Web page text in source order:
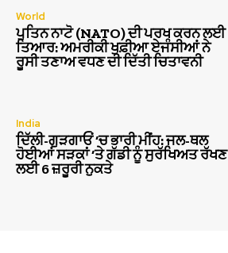
World
ਪੁਤਿਨ ਨਾਟੋ (NATO) ਦੀ ਪਰਖ ਕਰਨ ਲਈ
ਤਿਆਰ: ਅਮਰੀਕੀ ਖੁਫ਼ੀਆ ਏਜੰਸੀਆਂ ਨੇ
ਰੂਸੀ ਤਣਾਅ ਵਧਣ ਦੀ ਦਿੱਤੀ ਚਿਤਾਵਨੀ
India
ਦਿੱਲੀ-ਗੁੜਗਾਓਂ ‘ਚ ਭਾਰੀ ਮੀਂਹ: ਜਲ-ਥਲ
ਹੋਈਆਂ ਸੜਕਾਂ ‘ਤੇ ਗੱਡੀ ਨੂੰ ਸੁਰੱਖਿਅਤ ਰੱਖਣ
ਲਈ 6 ਜ਼ਰੂਰੀ ਨੁਕਤੇ